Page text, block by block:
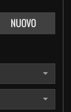
NUOVO